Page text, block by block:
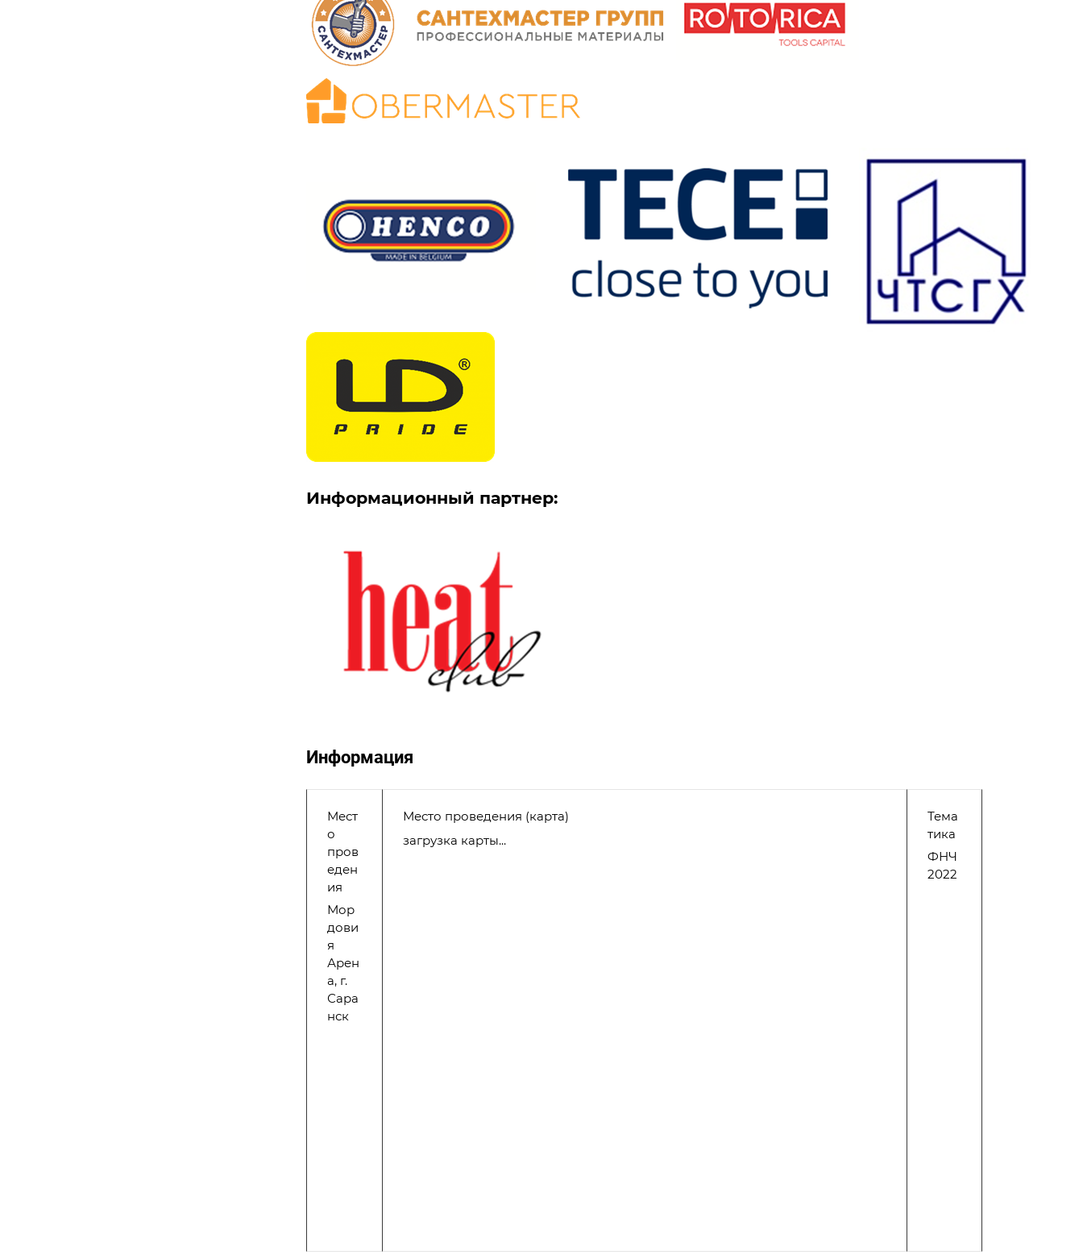
Информационный партнер:
Информация
Мест
о
пров
еден
ия
Мор
дови
я
Арен
а, г.
Сара
нск
Место проведения (карта)
загрузка карты...
Тема
тика
ФНЧ
2022